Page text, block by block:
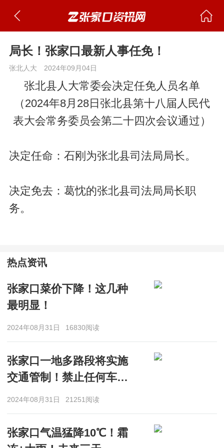
局长！张家口最新人事任免！
张北人大 2024年09月04日
张北县人大常委会决定任免人员名单
（2024年8月28日张北县第十八届人民代
表大会常务委员会第二十四次会议通过）
决定任命：石刚为张北县司法局局长。
决定免去：葛忱的张北县司法局局长职
务。
热点资讯
张家口菜价下降！这几种
最明显！
2024年08月31日 16830阅读
张家口一地多路段将实施
交通管制！禁止任何车辆
通行
2024年08月31日 21251阅读
张家口气温猛降10℃！霜